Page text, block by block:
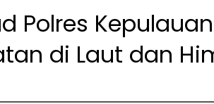
Polres
di Laut dan